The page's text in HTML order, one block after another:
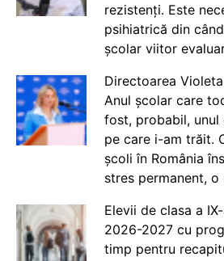
rezistenți. Este
psihiatrică din
școlar viitor
Directoarea
Anul școlar care
fost, probabil,
pe care i-am trăit.
școli în România
stres permanent,
Elevii de clasa a
2026-2027 cu
timp pentru